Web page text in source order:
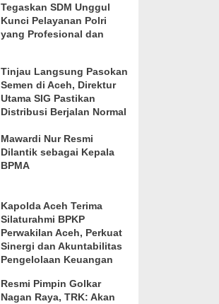
Tegaskan SDM Unggul
Kunci Pelayanan Polri
yang Profesional dan
Tinjau Langsung Pasokan
Semen di Aceh, Direktur
Utama SIG Pastikan
Distribusi Berjalan Normal
Mawardi Nur Resmi
Dilantik sebagai Kepala
BPMA
Kapolda Aceh Terima
Silaturahmi BPKP
Perwakilan Aceh, Perkuat
Sinergi dan Akuntabilitas
Pengelolaan Keuangan
Resmi Pimpin Golkar
Nagan Raya, TRK: Akan